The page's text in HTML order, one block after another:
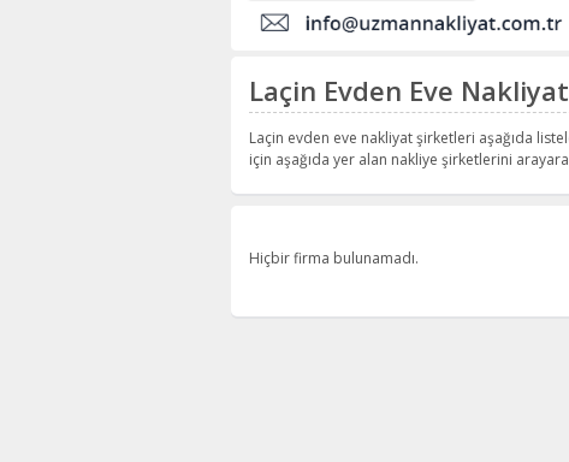
Laçin Evden Eve
Laçin evden eve nakliyat şirketleri aşağıda
için aşağıda yer alan nakliye şirketlerini
Hiçbir firma bulunamadı.